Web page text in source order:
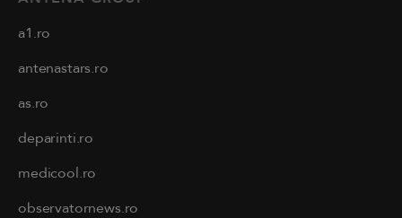
a1.ro
antenastars.ro
as.ro
deparinti.ro
medicool.ro
observatornews.ro